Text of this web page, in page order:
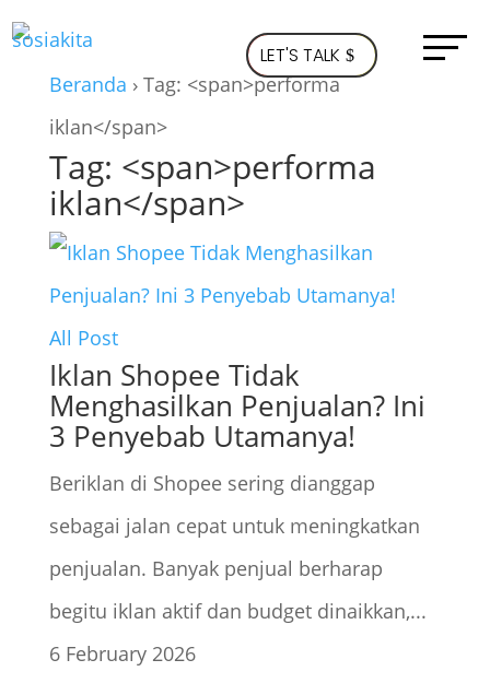
LET'S TALK
Beranda › Tag: <span>performa
iklan</span>
Tag: <span>performa
iklan</span>
All Post
Iklan Shopee Tidak
Menghasilkan Penjualan? Ini
3 Penyebab Utamanya!
Beriklan di Shopee sering dianggap
sebagai jalan cepat untuk meningkatkan
penjualan. Banyak penjual berharap
begitu iklan aktif dan budget dinaikkan,...
6 February 2026